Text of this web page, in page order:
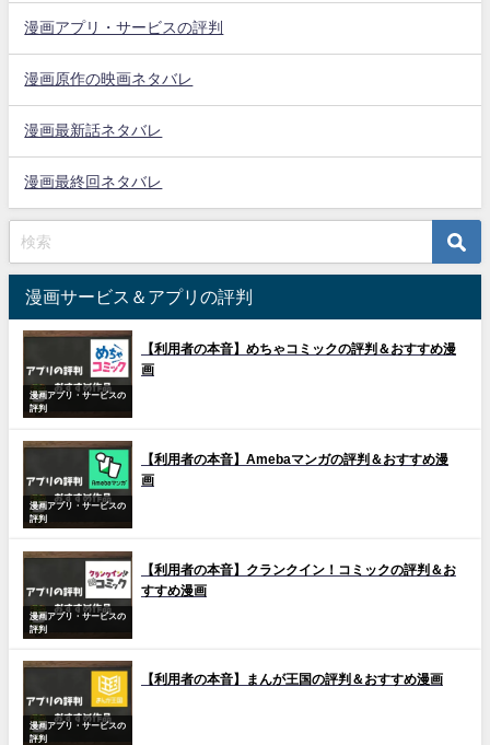
漫画アプリ・サービスの評判
漫画原作の映画ネタバレ
漫画最新話ネタバレ
漫画最終回ネタバレ
漫画サービス＆アプリの評判
漫画アプリ・サービスの
評判
【利用者の本音】めちゃコミックの評判＆おすすめ漫
画
漫画アプリ・サービスの
評判
【利用者の本音】Amebaマンガの評判＆おすすめ漫
画
漫画アプリ・サービスの
評判
【利用者の本音】クランクイン！コミックの評判＆お
すすめ漫画
漫画アプリ・サービスの
評判
【利用者の本音】まんが王国の評判＆おすすめ漫画